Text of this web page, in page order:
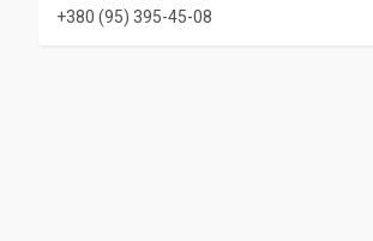
+380 (95) 395-45-08